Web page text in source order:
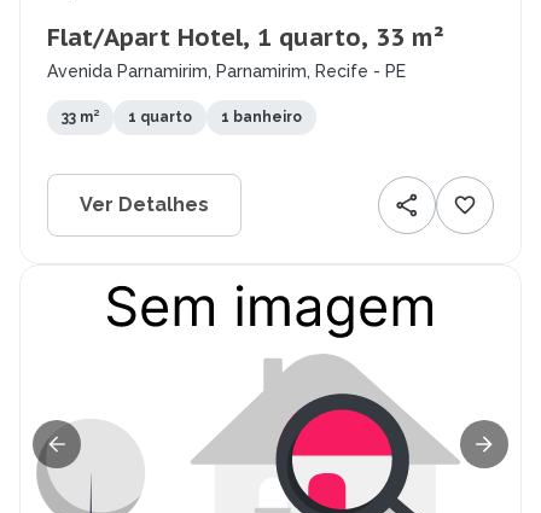
Flat/Apart Hotel, 1 quarto, 33 m²
Avenida Parnamirim, Parnamirim, Recife - PE
33 m² 1 quarto 1 banheiro
Ver Detalhes